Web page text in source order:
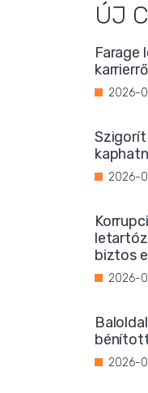
ÚJ
Farage
2026-
2026-
biztos
2026-
2026-